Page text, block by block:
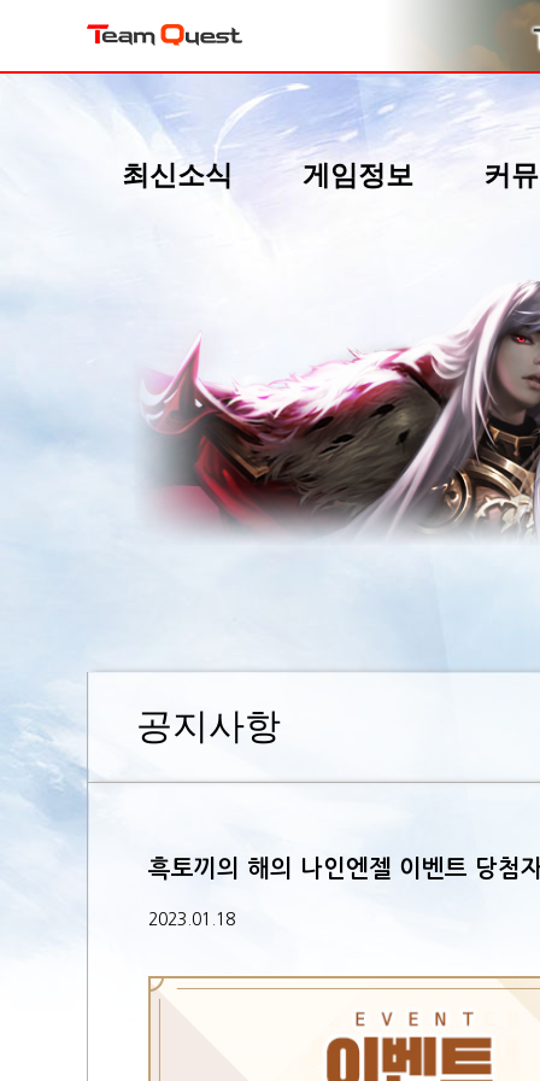
최신소식 게임정보 커
공지사항
흑토끼의 해의 나인엔젤 이벤트 당첨
2023.01.18